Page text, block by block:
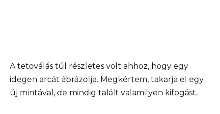
A tetoválás túl részletes volt ahhoz, hogy egy
idegen arcát ábrázolja. Megkértem, takarja el egy
új mintával, de mindig talált valamilyen kifogást.